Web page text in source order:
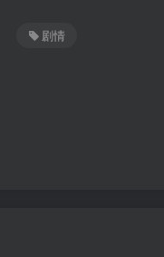
剧情